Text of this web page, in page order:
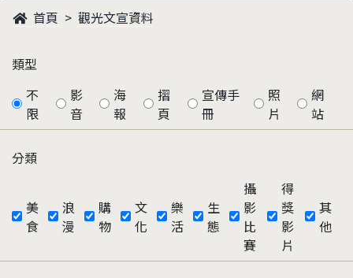
首頁 觀光文宣資料
類型
不
限
影
音
海
報
摺
頁
宣傳手
冊
照
片
網
站
分類
美
食
浪
漫
購
物
文
化
樂
活
生
態
攝
影
比
賽
得
獎
影
片
其
他